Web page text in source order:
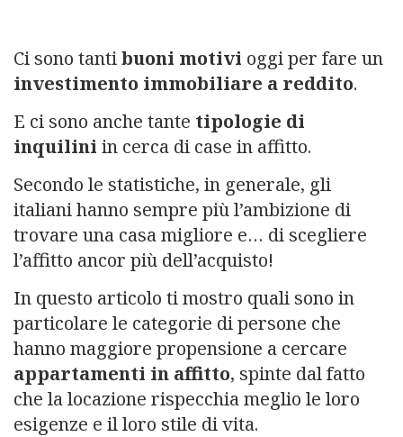
Ci sono tantibuoni motivi oggi per fare un
investimento immobiliare a reddito.
E ci sono anche tante tipologie di
inquilini in cerca di case in affitto.
Secondo le statistiche, in generale, gli
italiani hanno sempre più l’ambizione di
trovare una casa migliore e… di scegliere
l’affitto ancor più dell’acquisto!
In questo articolo ti mostro quali sono in
particolare le categorie di persone che
hanno maggiore propensione a cercare
appartamenti in affitto, spinte dal fatto
che la locazione rispecchia meglio le loro
esigenze e il loro stile di vita.